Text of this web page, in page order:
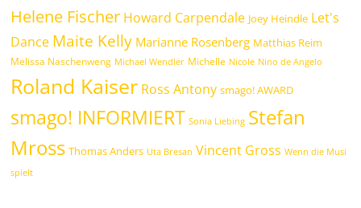
Helene Fischer Howard Carpendale Joey Heindle Let's
Dance Maite Kelly Marianne Rosenberg Matthias Reim
Melissa Naschenweng Michael Wendler Michelle Nicole Nino de Angelo
Roland Kaiser Ross Antony smago! AWARD
smago! INFORMIERT Sonia Liebing Stefan
Mross Thomas Anders Uta Bresan Vincent Gross Wenn die Musi
spielt